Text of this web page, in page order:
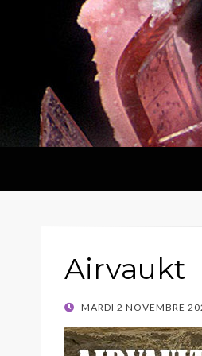
ANPF
Association Nantaise
Airvaukt
POSTED
MARDI 2 NOVEMBRE